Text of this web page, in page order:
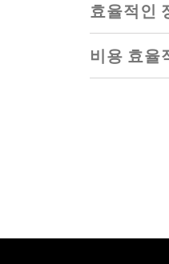
효율적인
비용 효율